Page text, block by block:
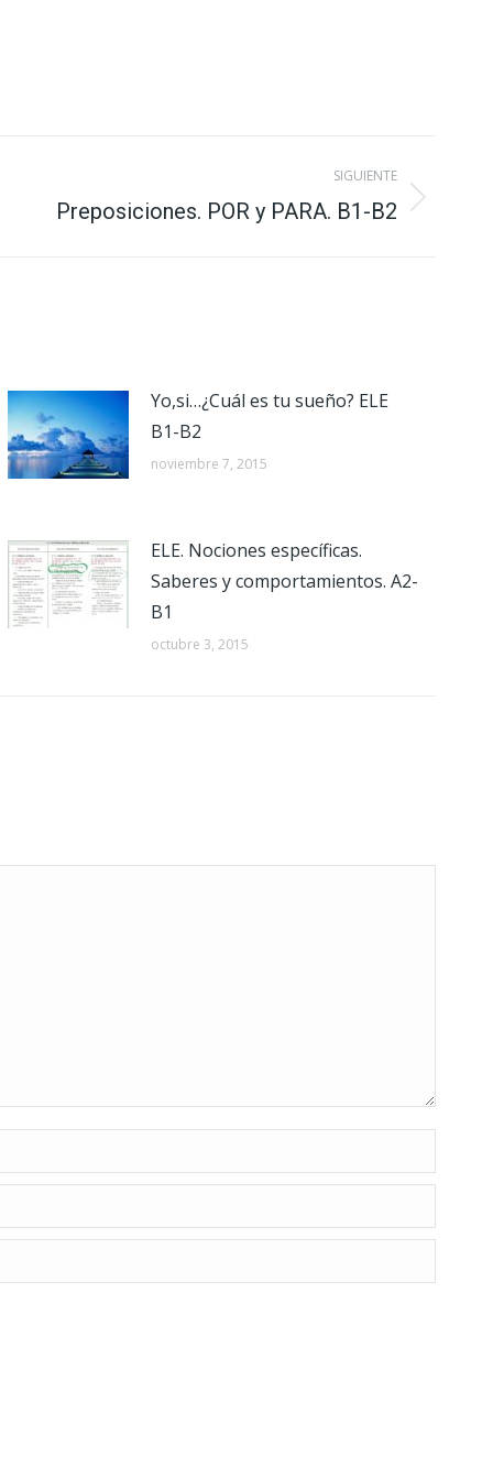
SIGUIENTE
Preposiciones. POR y PARA. B1-B2
Yo,si…¿Cuál es tu sueño? ELE
B1-B2
noviembre 7, 2015
ELE. Nociones específicas.
Saberes y comportamientos. A2-
B1
octubre 3, 2015